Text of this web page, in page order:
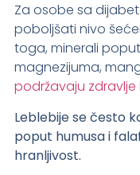
Za osobe sa
poboljšati nivo
toga, minerali
magnezijuma,
podržavaju zdravlje
Leblebije se često
poput humusa i
hranljivost.